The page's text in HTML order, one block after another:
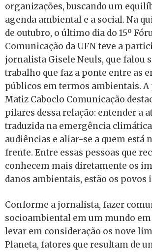
organizações, buscando um
agenda ambiental e a social. Na
de outubro, o último dia do 15º
Comunicação da UFN teve a
jornalista Gisele Neuls, que falou
trabalho que faz a ponte entre as
públicos em termos ambientais.
Matiz Caboclo Comunicação
pilares dessa relação: entender a
traduzida na emergência
audiências e aliar-se a quem está
frente. Entre essas pessoas que
conhecem mais diretamente os
danos ambientais, estão os povos
Conforme a jornalista, fazer
socioambiental em um mundo
levar em consideração os nove
Planeta, fatores que resultam de